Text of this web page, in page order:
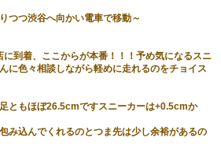
つつ渋谷へ向かい電車で移動～
到着、ここからが本番！！！予め気になるスニ
に色々相談しながら軽めに走れるのをチョイス
ともほぼ26.5cmですスニーカーは+0.5cmか
み込んでくれるのとつま先は少し余裕があるの